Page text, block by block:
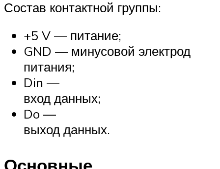
Состав контактной группы:
+5 V — питание;
GND — минусовой электрод
питания;
Din —
вход данных;
Do —
выход данных.